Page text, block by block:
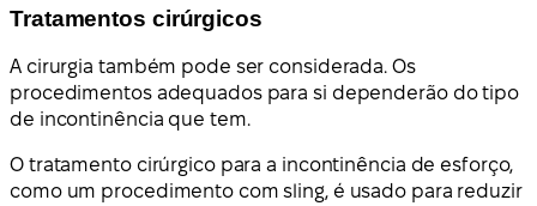
Tratamentos cirúrgicos
A cirurgia também pode ser considerada. Os
procedimentos adequados para si dependerão do tipo
de incontinência que tem.
O tratamento cirúrgico para a incontinência de esforço,
como um procedimento com sling, é usado para reduzir